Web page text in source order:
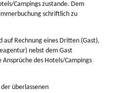
Campings zustande. Dem
schriftlich zu
auf Rechnung eines Dritten (Gast),
nebst dem Gast
des Hotels/Campings
überlassenen